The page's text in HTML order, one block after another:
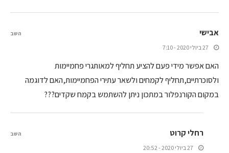
אבישי
27 ביולי 2020 - 7:10
האם אפשר מידי פעם להציע תחליף למאותגרי פחמיימות
ולסוכרתיים,תחליף לקמחים ולשאר עתירי הפחמיימות,האם לדוגמה
במקום הקורנפלור במתכון ניתן להשתמש בקמח שקדים???
השב
רחלי קרוט
27 ביולי 2020 - 20:52
השב